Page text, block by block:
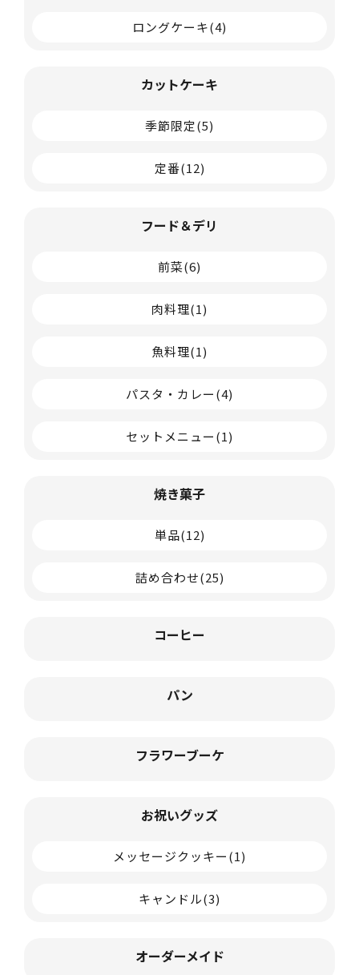
ロングケーキ(4)
カットケーキ
季節限定(5)
定番(12)
フード＆デリ
前菜(6)
肉料理(1)
魚料理(1)
パスタ・カレー(4)
セットメニュー(1)
焼き菓子
単品(12)
詰め合わせ(25)
コーヒー
パン
フラワーブーケ
お祝いグッズ
メッセージクッキー(1)
キャンドル(3)
オーダーメイド